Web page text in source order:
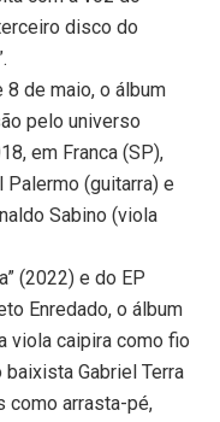
disco do
de maio, o álbum
pelo universo
em Franca (SP),
Palermo (guitarra) e
Sabino (viola
(2022) e do EP
Enredado, o álbum
viola caipira como fio
Gabriel Terra
como arrasta-pé,